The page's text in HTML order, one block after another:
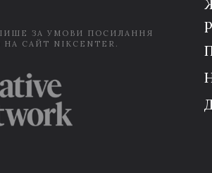
ЗА УМОВИ ПОСИЛАННЯ
САЙТ NIKCENTER.